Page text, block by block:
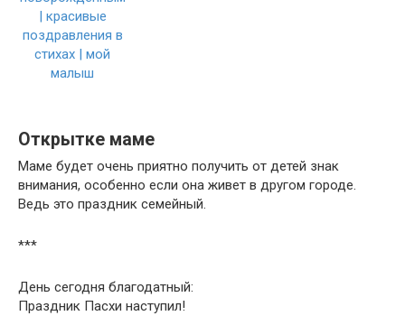
Открытке маме
Маме будет очень приятно получить от детей знак
внимания, особенно если она живет в другом городе.
Ведь это праздник семейный.
***
День сегодня благодатный:
Праздник Пасхи наступил!